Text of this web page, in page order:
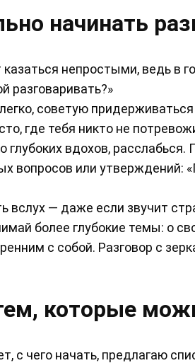
начинать
непростыми, ведь в
разговаривать?»
советую
где тебя никто не
глубоких вдохов, расслабься.
вопросов или утверждений:
вслух — даже если звучит
более глубокие темы: о
с собой. Разговор с
которые
с чего начать, предлагаю